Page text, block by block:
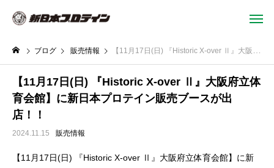
ブログ 販売情報 【11月17日(日) 『Historic X-over Ⅱ』大阪府立体育会館】に新日本プロテイン販売ブースが出店！！
【11月17日(日) 『Historic X-over Ⅱ』大阪府立体
育会館】に新日本プロテイン販売ブースが出
店！！
2024.11.15 販売情報
【11月17日(日) 『Historic X-over Ⅱ』大阪府立体育会館】に新